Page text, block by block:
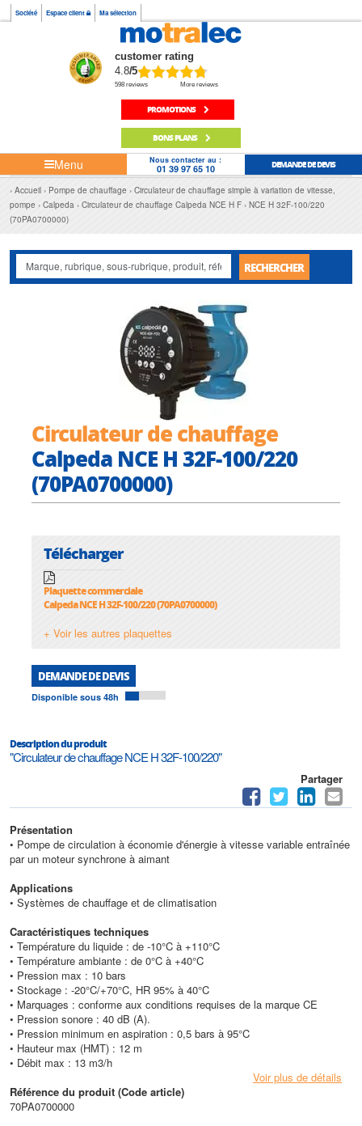
Société Espace client Ma sélection
customer rating
4.8/5
598 reviews More reviews
PROMOTIONS
BONS PLANS
Menu Nous contacter au :
01 39 97 65 10 DEMANDE DE DEVIS
Accueil Pompe de chauffage
Circulateur de chauffage simple à variation de vitesse,
pompe
Calpeda Circulateur de chauffage Calpeda NCE H F
NCE H 32F-100/220
(70PA0700000)
RECHERCHER
Circulateur de chauffage
Calpeda NCE H 32F-100/220
(70PA0700000)
Télécharger
Plaquette commerciale
Calpeda NCE H 32F-100/220 (70PA0700000)
+ Voir les autres plaquettes
DEMANDE DE DEVIS
Disponible sous 48h
Description du produit
"Circulateur de chauffage NCE H 32F-100/220"
Partager
Présentation
• Pompe de circulation à économie d'énergie à vitesse variable entraînée
par un moteur synchrone à aimant
Applications
• Systèmes de chauffage et de climatisation
Caractéristiques techniques
• Température du liquide : de -10°C à +110°C
• Température ambiante : de 0°C à +40°C
• Pression max : 10 bars
• Stockage : -20°C/+70°C, HR 95% à 40°C
• Marquages : conforme aux conditions requises de la marque CE
• Pression sonore : 40 dB (A).
• Pression minimum en aspiration : 0,5 bars à 95°C
• Hauteur max (HMT) : 12 m
• Débit max : 13 m3/h
Voir plus de détails
Référence du produit (Code article)
70PA0700000